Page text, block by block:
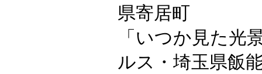
県寄居町
「いつか見た光
ルス・埼玉県飯